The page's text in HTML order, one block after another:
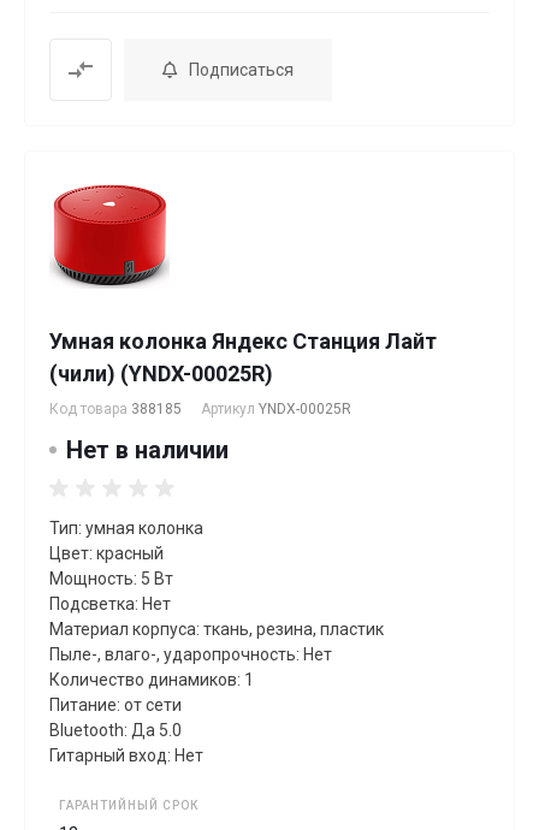
Подписаться
Умная колонка Яндекс Станция Лайт
(чили) (YNDX-00025R)
Код товара 388185 Артикул YNDX-00025R
Нет в наличии
Тип: умная колонка
Цвет: красный
Мощность: 5 Вт
Подсветка: Нет
Материал корпуса: ткань, резина, пластик
Пыле-, влаго-, ударопрочность: Нет
Количество динамиков: 1
Питание: от сети
Bluetooth: Да 5.0
Гитарный вход: Нет
ГАРАНТИЙНЫЙ СРОК